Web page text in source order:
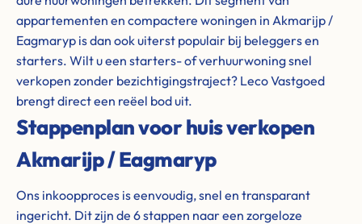
appartementen en compactere woningen in Akmarijp /
Eagmaryp is dan ook uiterst populair bij beleggers en
starters. Wilt u een starters- of verhuurwoning snel
verkopen zonder bezichtigingstraject? Leco Vastgoed
brengt direct een reëel bod uit.
Stappenplan voor huis verkopen
Akmarijp / Eagmaryp
Ons inkoopproces is eenvoudig, snel en transparant
ingericht. Dit zijn de 6 stappen naar een zorgeloze